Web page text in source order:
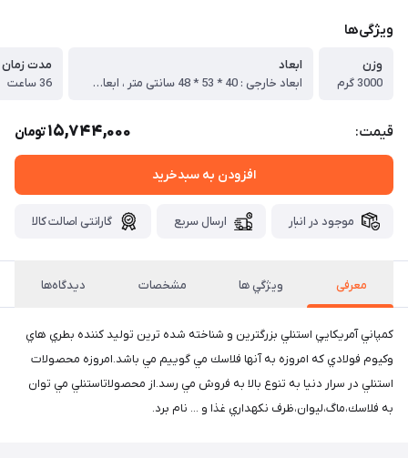
ویژگی‌ها
وزن
3000 گرم
ابعاد
ابعاد خارجی : 40 * 53 * 48 سانتی متر ، ابعاد داخلی : 30 * 34 * 32 سانتی متر
مدت زمان
36 ساعت
قیمت: 15,744,000تومان
افزودن به سبدخرید
موجود در انبار ارسال سریع گارانتی اصالت کالا
معرفی ويژگي ها مشخصات دیدگاه‌ها
كمپاني آمريكايي استنلي بزرگترين و شناخته شده ترين توليد كننده بطري هاي
وكيوم فولادي كه امروزه به آنها فلاسك مي گوييم مي باشد.امروزه محصولات
استنلي در سرار دنيا به تنوع بالا به فروش مي رسد.از محصولاتاستنلي مي توان
به فلاسك،ماگ،ليوان،ظرف نكهداري غذا و ... نام برد.